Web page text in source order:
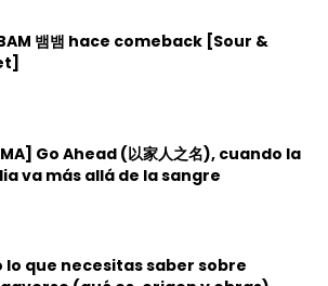
뱀뱀 hace comeback [Sour &
Go Ahead (以家人之名), cuando la
va más allá de la sangre
lo que necesitas saber sobre